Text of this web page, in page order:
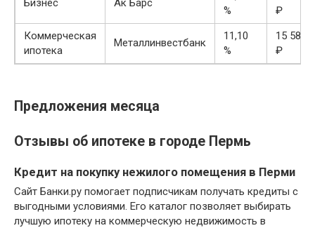
%
₽
Коммерческая
ипотека
Металлинвестбанк
11,10
%
15 585
₽
Предложения месяца
Отзывы об ипотеке в городе Пермь
Кредит на покупку нежилого помещения в Перми
Сайт Банки.ру помогает подписчикам получать кредиты с
выгодными условиями. Его каталог позволяет выбирать
лучшую ипотеку на коммерческую недвижимость в